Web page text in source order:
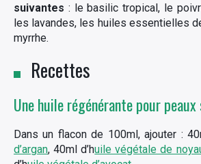
suivantes : le basilic tropical, le
les lavandes, les huiles essentielles
myrrhe.
Recettes
Une huile régénérante pour peaux
Dans un flacon de 100ml, ajouter :
d’argan, 40ml d’huile végétale de